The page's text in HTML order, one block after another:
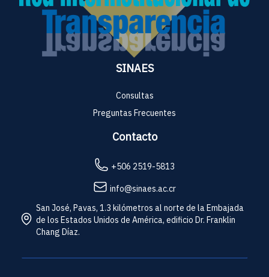
SINAES
Consultas
Preguntas Frecuentes
Contacto
+506 2519-5813
info@sinaes.ac.cr
San José, Pavas, 1.3 kilómetros al norte de la Embajada
de los Estados Unidos de América, edificio Dr. Franklin
Chang Díaz.